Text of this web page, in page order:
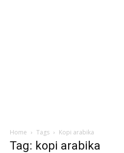
Home Tags Kopi arabika
Tag: kopi arabika